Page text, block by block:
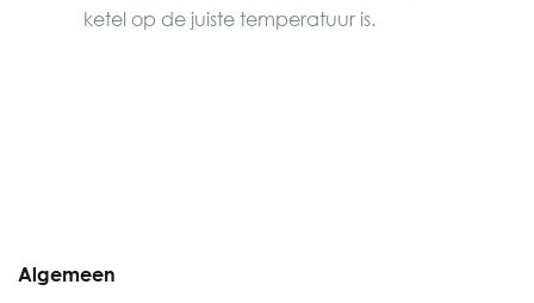
ketel op de juiste temperatuur is.
Algemeen